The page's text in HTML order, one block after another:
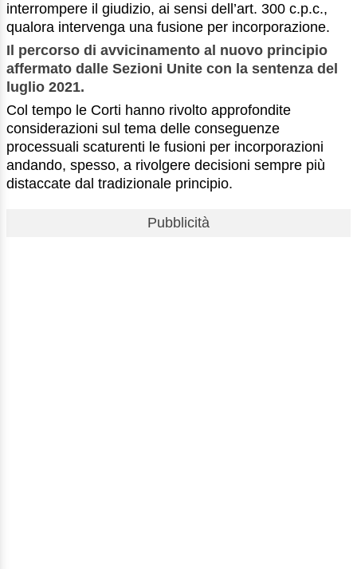
interrompere il giudizio, ai sensi dell’art. 300 c.p.c.,
qualora intervenga una fusione per incorporazione.
Il percorso di avvicinamento al nuovo principio
affermato dalle Sezioni Unite con la sentenza del
luglio 2021.
Col tempo le Corti hanno rivolto approfondite
considerazioni sul tema delle conseguenze
processuali scaturenti le fusioni per incorporazioni
andando, spesso, a rivolgere decisioni sempre più
distaccate dal tradizionale principio.
Pubblicità